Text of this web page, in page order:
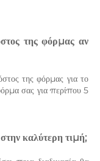
της φόρμας αν
της φόρμας για το
σας για περίπου 5